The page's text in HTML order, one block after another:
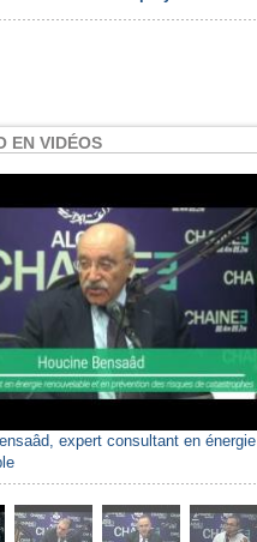
EN VIDÉOS
expert consultant en énergie